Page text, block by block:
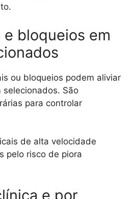
bloqueios em
ou bloqueios podem aliviar
selecionados. São
para controlar
de alta velocidade
pelo risco de piora
e por